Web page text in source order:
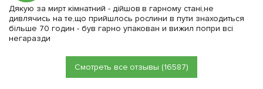
Дякую за мирт кімнатний - дійшов в гарному стані,не
дивлячись на те,що прийшлось рослини в пути знаходиться
більше 70 годин - був гарно упакован и вижил попри всі
негаразди
Смотреть все отзывы (16587)